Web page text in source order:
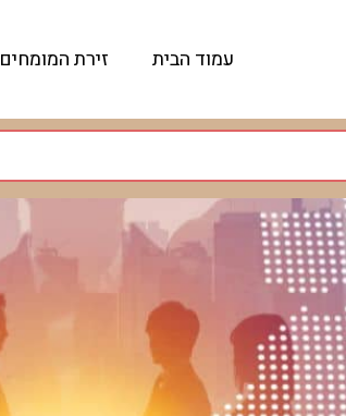
עמוד הבית זירת המומחים